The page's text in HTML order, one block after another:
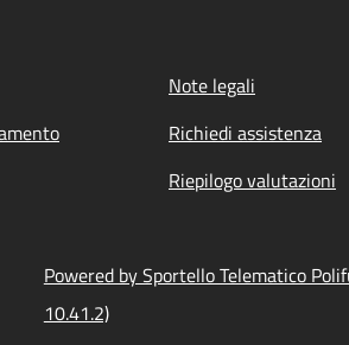
Note legali
Richiedi assistenza
Riepilogo valutazioni
Powered by Sportello Telematico
10.41.2)